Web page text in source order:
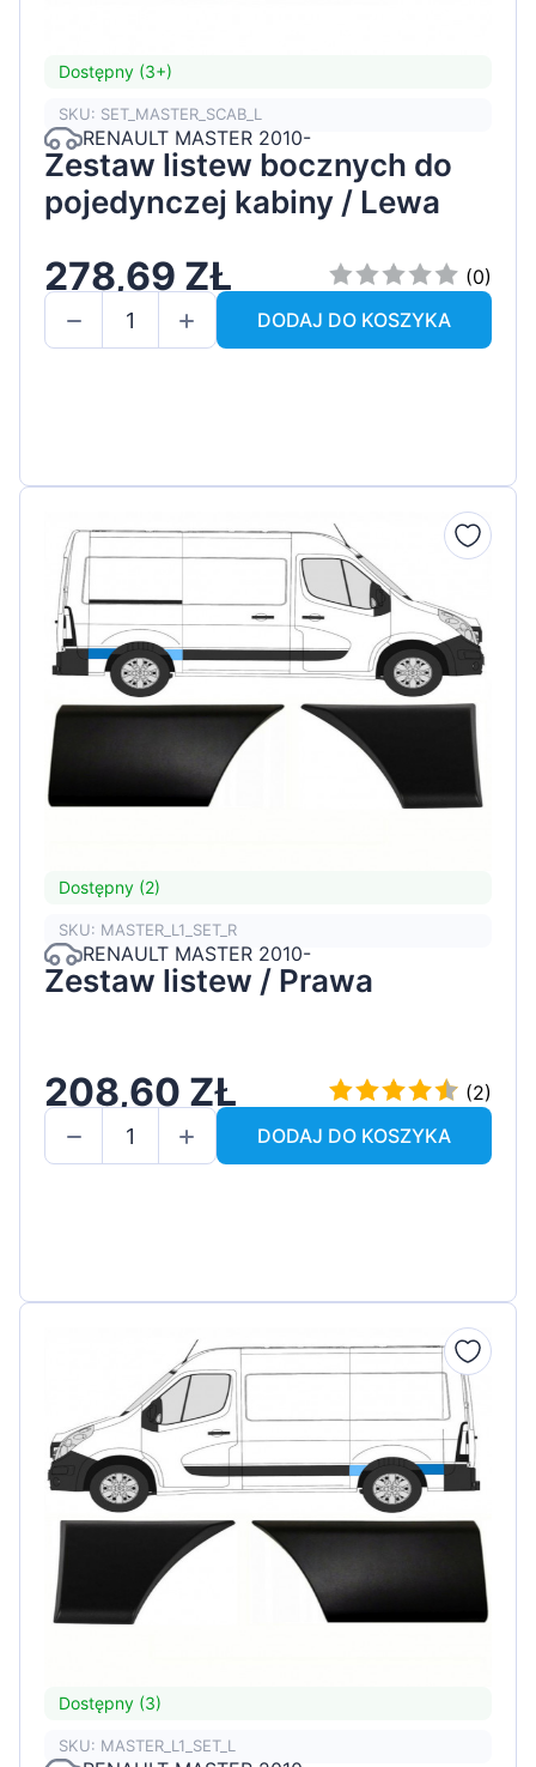
Dostępny (3+)
SKU: SET_MASTER_SCAB_L
RENAULT MASTER 2010-
Zestaw listew bocznych do
pojedynczej kabiny / Lewa
278,69 ZŁ
(0)
DODAJ DO KOSZYKA
Dostępny (2)
SKU: MASTER_L1_SET_R
RENAULT MASTER 2010-
Zestaw listew / Prawa
208,60 ZŁ
(2)
DODAJ DO KOSZYKA
Dostępny (3)
SKU: MASTER_L1_SET_L